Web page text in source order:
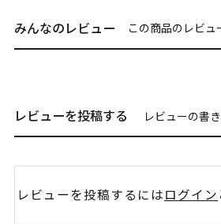
みんなのレビュー この商品のレビュ
レビューを投稿する レビューの書
レビューを投稿するにはログイン